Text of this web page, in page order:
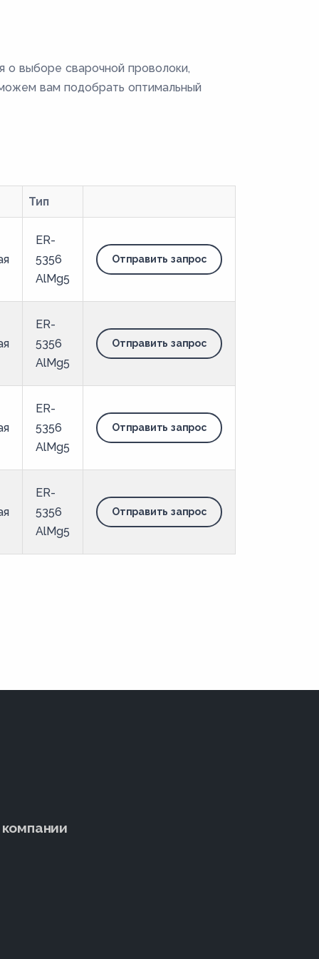
о выборе сварочной проволоки,
вам подобрать оптимальный
Тип
ER-
5356
AlMg5
Отправить запрос
ER-
5356
AlMg5
Отправить запрос
ER-
5356
AlMg5
Отправить запрос
ER-
5356
AlMg5
Отправить запрос